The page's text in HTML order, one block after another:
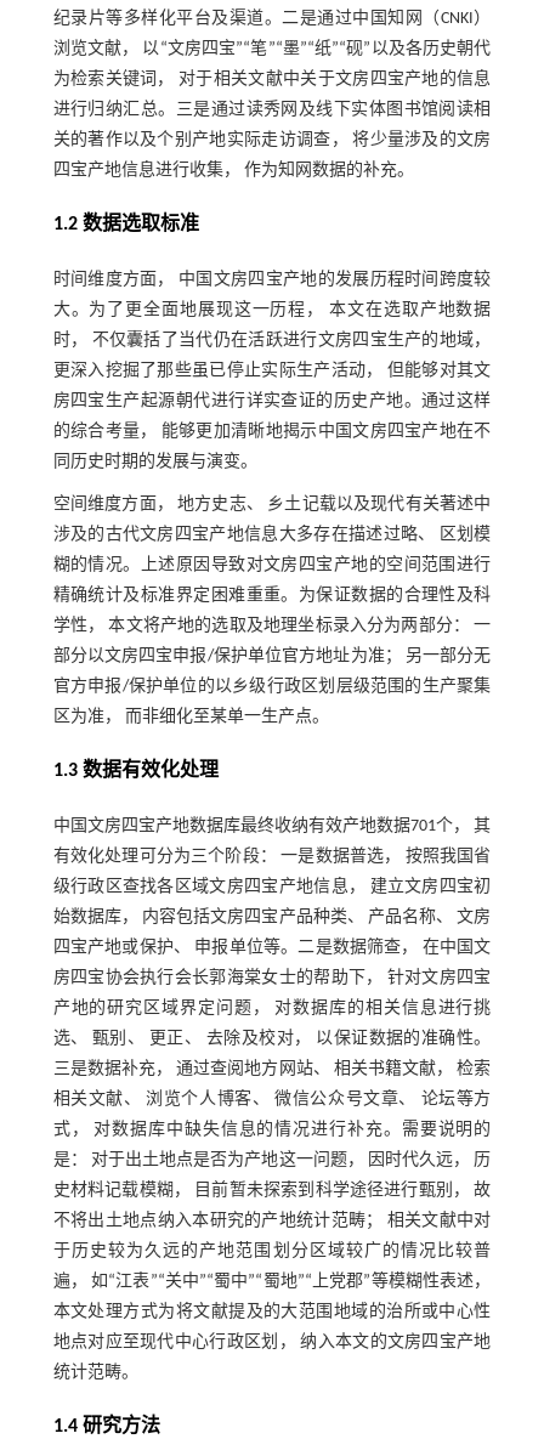
纪录片等多样化平台及渠道。二是通过中国知网（CNKI）
浏览文献， 以“文房四宝”“笔”“墨”“纸”“砚”以及各历史朝代
为检索关键词， 对于相关文献中关于文房四宝产地的信息
进行归纳汇总。三是通过读秀网及线下实体图书馆阅读相
关的著作以及个别产地实际走访调查， 将少量涉及的文房
四宝产地信息进行收集， 作为知网数据的补充。
1.2 数据选取标准
时间维度方面， 中国文房四宝产地的发展历程时间跨度较
大。为了更全面地展现这一历程， 本文在选取产地数据
时， 不仅囊括了当代仍在活跃进行文房四宝生产的地域，
更深入挖掘了那些虽已停止实际生产活动， 但能够对其文
房四宝生产起源朝代进行详实查证的历史产地。通过这样
的综合考量， 能够更加清晰地揭示中国文房四宝产地在不
同历史时期的发展与演变。
空间维度方面， 地方史志、 乡土记载以及现代有关著述中
涉及的古代文房四宝产地信息大多存在描述过略、 区划模
糊的情况。上述原因导致对文房四宝产地的空间范围进行
精确统计及标准界定困难重重。为保证数据的合理性及科
学性， 本文将产地的选取及地理坐标录入分为两部分： 一
部分以文房四宝申报/保护单位官方地址为准； 另一部分无
官方申报/保护单位的以乡级行政区划层级范围的生产聚集
区为准， 而非细化至某单一生产点。
1.3 数据有效化处理
中国文房四宝产地数据库最终收纳有效产地数据701个， 其
有效化处理可分为三个阶段： 一是数据普选， 按照我国省
级行政区查找各区域文房四宝产地信息， 建立文房四宝初
始数据库， 内容包括文房四宝产品种类、 产品名称、 文房
四宝产地或保护、 申报单位等。二是数据筛查， 在中国文
房四宝协会执行会长郭海棠女士的帮助下， 针对文房四宝
产地的研究区域界定问题， 对数据库的相关信息进行挑
选、 甄别、 更正、 去除及校对， 以保证数据的准确性。
三是数据补充， 通过查阅地方网站、 相关书籍文献， 检索
相关文献、 浏览个人博客、 微信公众号文章、 论坛等方
式， 对数据库中缺失信息的情况进行补充。需要说明的
是： 对于出土地点是否为产地这一问题， 因时代久远， 历
史材料记载模糊， 目前暂未探索到科学途径进行甄别， 故
不将出土地点纳入本研究的产地统计范畴； 相关文献中对
于历史较为久远的产地范围划分区域较广的情况比较普
遍， 如“江表”“关中”“蜀中”“蜀地”“上党郡”等模糊性表述，
本文处理方式为将文献提及的大范围地域的治所或中心性
地点对应至现代中心行政区划， 纳入本文的文房四宝产地
统计范畴。
1.4 研究方法